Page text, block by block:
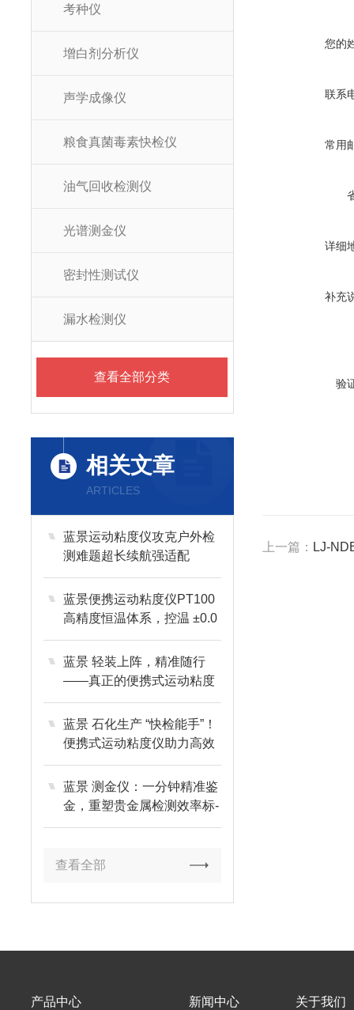
考种仪
增白剂分析仪
声学成像仪
粮食真菌毒素快检仪
油气回收检测仪
光谱测金仪
密封性测试仪
漏水检测仪
查看全部分类
相关文章
ARTICLES
蓝景运动粘度仪攻克户外检
测难题超长续航强适配
蓝景便携运动粘度仪PT100
高精度恒温体系，控温 ±0.0
1℃，计时 0.01s
蓝景 轻装上阵，精准随行
——真正的便携式运动粘度
仪
蓝景 石化生产 “快检能手”！
便携式运动粘度仪助力高效
质控
蓝景 测金仪：一分钟精准鉴
金，重塑贵金属检测效率标-
杆
查看全部
您的
联系
常用
详细
补充
验
上一篇： LJ-
产品中心 新闻中心 关于我们